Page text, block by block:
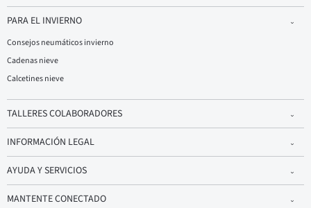
PARA EL INVIERNO
Consejos neumáticos invierno
Cadenas nieve
Calcetines nieve
TALLERES COLABORADORES
INFORMACIÓN LEGAL
AYUDA Y SERVICIOS
MANTENTE CONECTADO